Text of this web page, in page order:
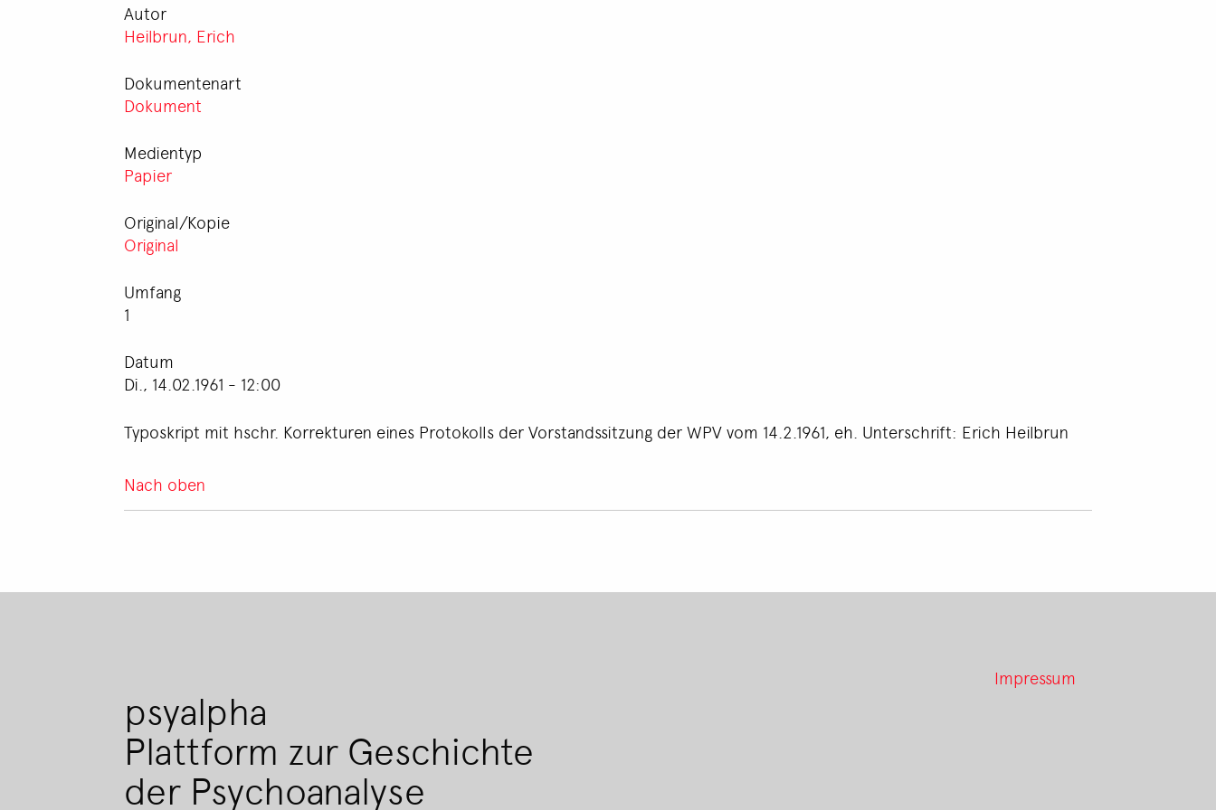
Autor
Heilbrun, Erich
Dokumentenart
Dokument
Medientyp
Papier
Original/Kopie
Original
Umfang
1
Datum
Di., 14.02.1961 - 12:00
Typoskript mit hschr. Korrekturen eines Protokolls der Vorstandssitzung der WPV vom 14.2.1961, eh. Unterschrift: Erich Heilbrun
Nach oben
psyalpha
Plattform zur Geschichte
der Psychoanalyse
Impressum